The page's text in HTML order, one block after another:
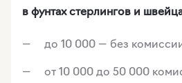
в фунтах стерлингов и
до 10 000 — без
от 10 000 до 50 000